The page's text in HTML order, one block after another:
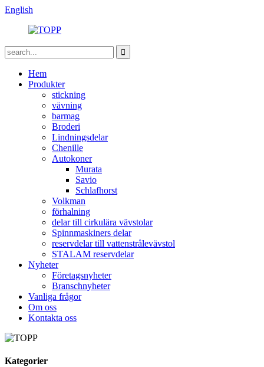
English
Hem
Produkter
stickning
vävning
barmag
Broderi
Lindningsdelar
Chenille
Autokoner
Murata
Savio
Schlafhorst
Volkman
förhalning
delar till cirkulära vävstolar
Spinnmaskiners delar
reservdelar till vattenstrålevävstol
STALAM reservdelar
Nyheter
Företagsnyheter
Branschnyheter
Vanliga frågor
Om oss
Kontakta oss
Kategorier